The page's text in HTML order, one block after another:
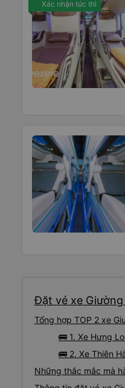
Xác nhận tức thì
Đặt vé xe
Tổng hợp TOP 2 xe
🚌 1. Xe Hưng
🚌 2. Xe Thiên
Những thắc mắc mà